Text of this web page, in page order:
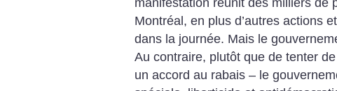
Montréal, en plus d’autres actions
dans la journée. Mais le
Au contraire, plutôt que de tenter
un accord au rabais – le